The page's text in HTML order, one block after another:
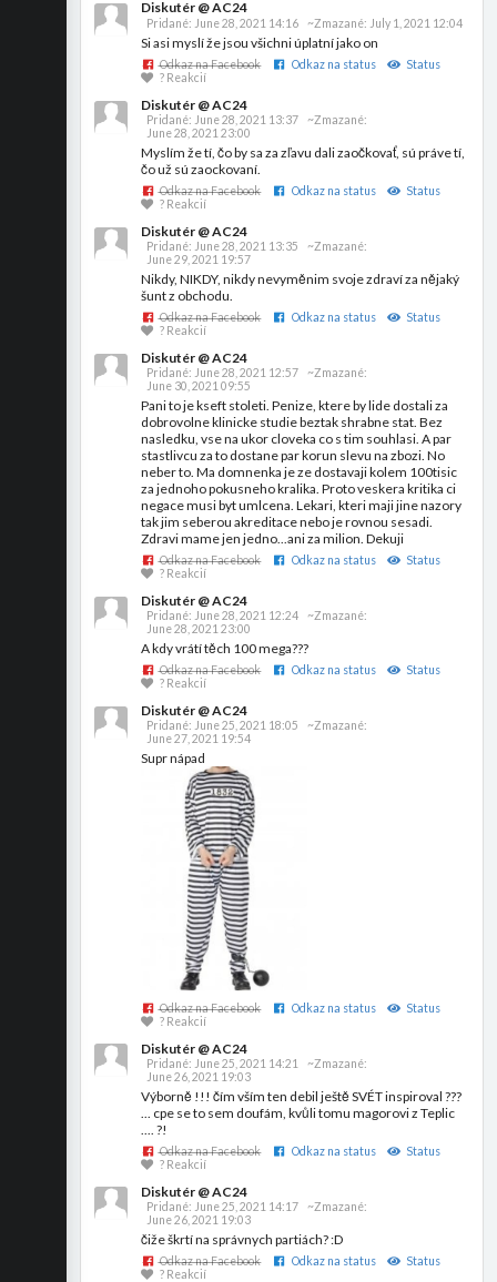
Diskutér @ AC24
Pridané: June 28, 2021 14:16 ~Zmazané: July 1, 2021 12:04
Si asi myslí že jsou všichni úplatní jako on
Odkaz na Facebook Odkaz na status
Status
? Reakcií
Diskutér @ AC24
Pridané: June 28, 2021 13:37
~Zmazané:
June 28, 2021 23:00
Myslím že tí, čo by sa za zľavu dali zaočkovať, sú práve tí,
čo už sú zaockovaní.
Odkaz na Facebook Odkaz na status
Status
? Reakcií
Diskutér @ AC24
Pridané: June 28, 2021 13:35
~Zmazané:
June 29, 2021 19:57
Nikdy, NIKDY, nikdy nevyměnim svoje zdraví za nějaký
šunt z obchodu.
Odkaz na Facebook Odkaz na status
Status
? Reakcií
Diskutér @ AC24
Pridané: June 28, 2021 12:57
~Zmazané:
June 30, 2021 09:55
Pani to je kseft stoleti. Penize, ktere by lide dostali za
dobrovolne klinicke studie beztak shrabne stat. Bez
nasledku, vse na ukor cloveka co s tim souhlasi. A par
stastlivcu za to dostane par korun slevu na zbozi. No
neber to. Ma domnenka je ze dostavaji kolem 100tisic
za jednoho pokusneho kralika. Proto veskera kritika ci
negace musi byt umlcena. Lekari, kteri maji jine nazory
tak jim seberou akreditace nebo je rovnou sesadi.
Zdravi mame jen jedno...ani za milion. Dekuji
Odkaz na Facebook Odkaz na status
Status
? Reakcií
Diskutér @ AC24
Pridané: June 28, 2021 12:24
~Zmazané:
June 28, 2021 23:00
A kdy vrátí těch 100 mega???
Odkaz na Facebook Odkaz na status
Status
? Reakcií
Diskutér @ AC24
Pridané: June 25, 2021 18:05
~Zmazané:
June 27, 2021 19:54
Supr nápad
Odkaz na Facebook Odkaz na status
Status
? Reakcií
Diskutér @ AC24
Pridané: June 25, 2021 14:21
~Zmazané:
June 26, 2021 19:03
Výborně !!! čím vším ten debil ještě SVÉT inspiroval ???
... cpe se to sem doufám, kvůli tomu magorovi z Teplic
.... ?!
Odkaz na Facebook Odkaz na status
Status
? Reakcií
Diskutér @ AC24
Pridané: June 25, 2021 14:17
~Zmazané:
June 26, 2021 19:03
čiže škrtí na správnych partiách? :D
Odkaz na Facebook Odkaz na status
Status
? Reakcií